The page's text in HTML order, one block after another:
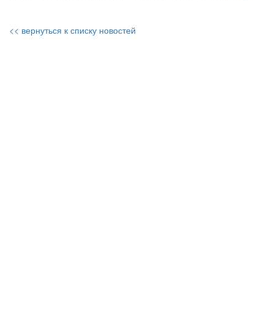
<< вернуться к списку новостей